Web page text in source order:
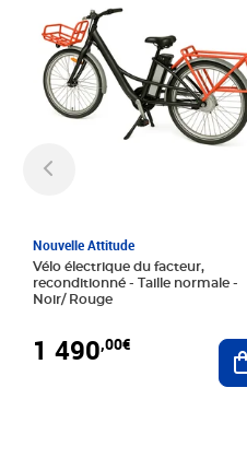
Nouvelle Attitude
Vélo électrique du facteur,
reconditionné - Taille normale -
Noir/ Rouge
1 490,00€